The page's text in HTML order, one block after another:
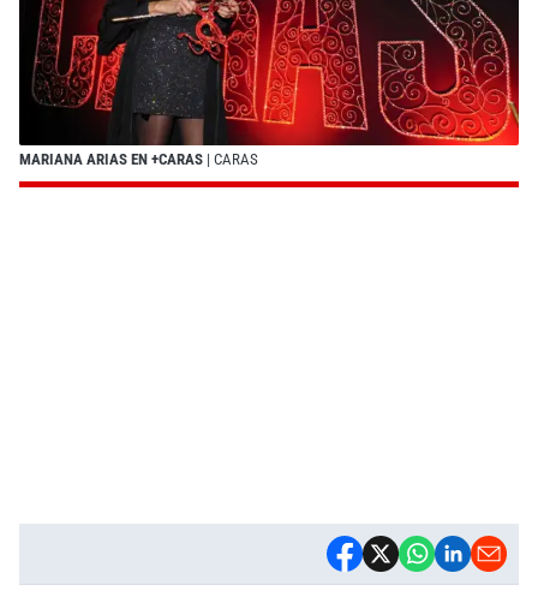
MARIANA ARIAS EN +CARAS | CARAS